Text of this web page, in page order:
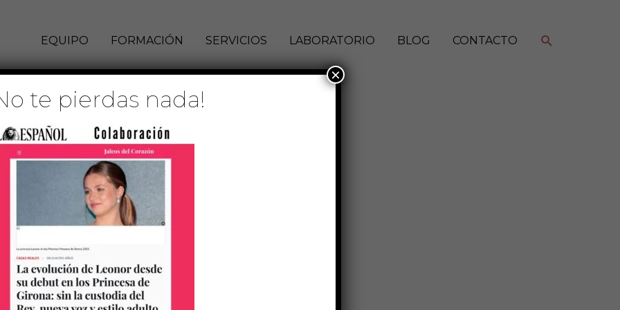
EQUIPO FORMACIÓN SERVICIOS LABORATORIO BLOG CONTACTO Buscar
CUADRADO
de julio de 2023
te pierdas nada!
×